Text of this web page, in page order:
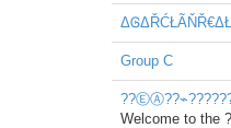
Group C
Welcome to the